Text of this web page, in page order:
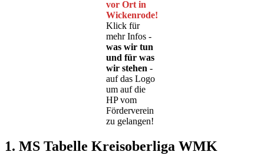
vor Ort in
Wickenrode!
Klick für
mehr Infos -
was wir tun
und für was
wir stehen -
auf das Logo
um auf die
HP vom
Förderverein
zu gelangen!
1. MS Tabelle Kreisoberliga WMK